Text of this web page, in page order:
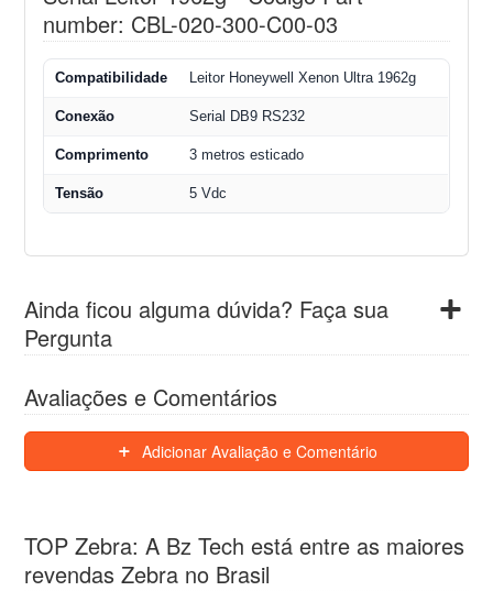
number: CBL-020-300-C00-03
Compatibilidade Leitor Honeywell Xenon Ultra 1962g
Conexão Serial DB9 RS232
Comprimento 3 metros esticado
Tensão 5 Vdc
Ainda ficou alguma dúvida? Faça sua
Pergunta
Avaliações e Comentários
Adicionar Avaliação e Comentário
TOP Zebra: A Bz Tech está entre as maiores
revendas Zebra no Brasil